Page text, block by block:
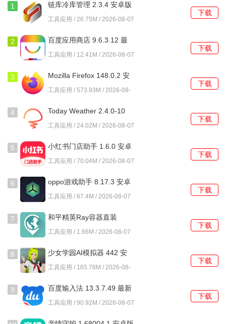
目。
答。
4、选择模拟考场模式，进行实战演练，熟悉考试的节奏和题
型。
升学习效果。
1 链库冷库管理 2.3.4 安卓版
工具应用 / 26.75M / 2026-08-07
下载
2
百度应用商店 9.6.3.12 最
新版
工具应用 / 12.41M / 2026-08-07
下载
3
Mozilla Firefox 148.0.2 安
卓版
工具应用 / 573.93M / 2026-08-
下载
4
Today Weather 2.4.0-10
安卓版
工具应用 / 24.02M / 2026-08-07
下载
5
小红书门店助手 1.6.0 安卓
版
工具应用 / 70.04M / 2026-08-07
下载
6
oppo游戏助手 8.17.3 安卓
版
工具应用 / 67.4M / 2026-08-07
下载
7
和平精英Ray容器直装
2.0.5.5 安卓版
工具应用 / 1.66M / 2026-08-07
下载
8
少女学园AI模拟器 442 安
卓版
工具应用 / 165.78M / 2026-08-
下载
9
百度输入法 13.3.7.49 最新
版
工具应用 / 90.92M / 2026-08-07
下载